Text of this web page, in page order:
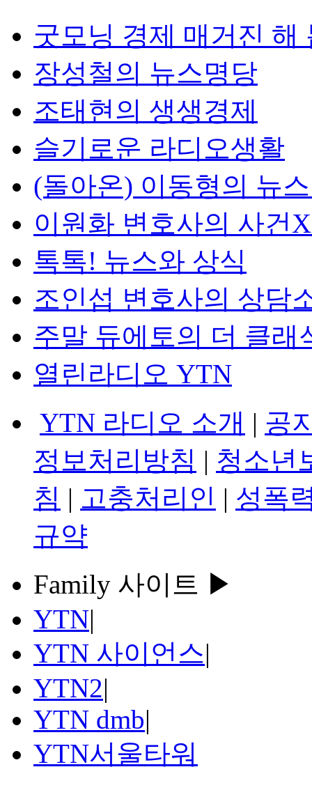
굿모닝 경제 매거진 해
장성철의 뉴스명당
조태현의 생생경제
슬기로운 라디오생활
(돌아온) 이동형의 뉴
이원화 변호사의 사건
톡톡! 뉴스와 상식
조인섭 변호사의 상담
주말 듀에토의 더 클래
열린라디오 YTN
YTN 라디오 소개 | 공
정보처리방침 | 청소년
침 | 고충처리인 | 성폭
규약
Family 사이트 ▶
YTN|
YTN 사이언스|
YTN2|
YTN dmb|
YTN서울타워